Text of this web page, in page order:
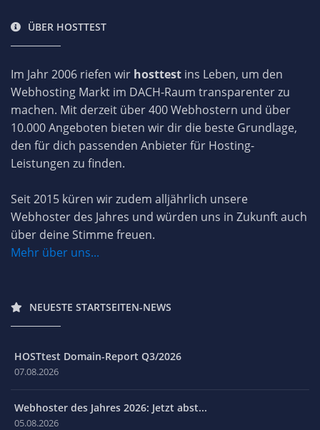
ÜBER HOSTTEST
Im Jahr 2006 riefen wir hosttest ins Leben, um den
Webhosting Markt im DACH-Raum transparenter zu
machen. Mit derzeit über 400 Webhostern und über
10.000 Angeboten bieten wir dir die beste Grundlage,
den für dich passenden Anbieter für Hosting-
Leistungen zu finden.
Seit 2015 küren wir zudem alljährlich unsere
Webhoster des Jahres und würden uns in Zukunft auch
über deine Stimme freuen.
Mehr über uns...
NEUESTE STARTSEITEN-NEWS
HOSTtest Domain-Report Q3/2026
07.08.2026
Webhoster des Jahres 2026: Jetzt abst...
05.08.2026